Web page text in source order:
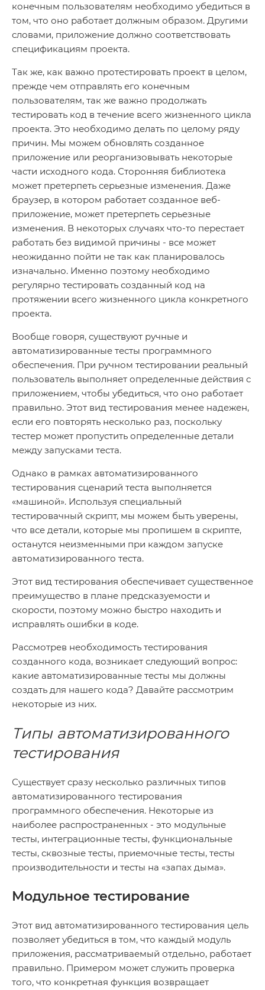
конечным пользователям необходимо убедиться в
том, что оно работает должным образом. Другими
словами, приложение должно соответствовать
спецификациям проекта.
Так же, как важно протестировать проект в целом,
прежде чем отправлять его конечным
пользователям, так же важно продолжать
тестировать код в течение всего жизненного цикла
проекта. Это необходимо делать по целому ряду
причин. Мы можем обновлять созданное
приложение или реорганизовывать некоторые
части исходного кода. Сторонняя библиотека
может претерпеть серьезные изменения. Даже
браузер, в котором работает созданное веб-
приложение, может претерпеть серьезные
изменения. В некоторых случаях что-то перестает
работать без видимой причины - все может
неожиданно пойти не так как планировалось
изначально. Именно поэтому необходимо
регулярно тестировать созданный код на
протяжении всего жизненного цикла конкретного
проекта.
Вообще говоря, существуют ручные и
автоматизированные тесты программного
обеспечения. При ручном тестировании реальный
пользователь выполняет определенные действия с
приложением, чтобы убедиться, что оно работает
правильно. Этот вид тестирования менее надежен,
если его повторять несколько раз, поскольку
тестер может пропустить определенные детали
между запусками теста.
Однако в рамках автоматизированного
тестирования сценарий теста выполняется
«машиной». Используя специальный
тестировачный скрипт, мы можем быть уверены,
что все детали, которые мы пропишем в скрипте,
останутся неизменными при каждом запуске
автоматизированного теста.
Этот вид тестирования обеспечивает существенное
преимущество в плане предсказуемости и
скорости, поэтому можно быстро находить и
исправлять ошибки в коде.
Рассмотрев необходимость тестирования
созданного кода, возникает следующий вопрос:
какие автоматизированные тесты мы должны
создать для нашего кода? Давайте рассмотрим
некоторые из них.
Типы автоматизированного
тестирования
Существует сразу несколько различных типов
автоматизированного тестирования
программного обеспечения. Некоторые из
наиболее распространенных - это модульные
тесты, интеграционные тесты, функциональные
тесты, сквозные тесты, приемочные тесты, тесты
производительности и тесты на «запах дыма».
Модульное тестирование
Этот вид автоматизированного тестирования цель
позволяет убедиться в том, что каждый модуль
приложения, рассматриваемый отдельно, работает
правильно. Примером может служить проверка
того, что конкретная функция возвращает